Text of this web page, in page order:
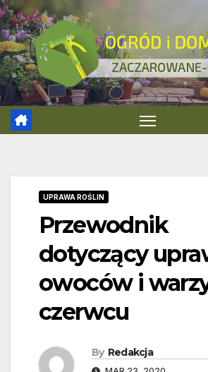
Skip
to
content
UPRAWA ROŚLIN
Przewodnik
dotyczący
owoców i
czerwcu
By Redakcja